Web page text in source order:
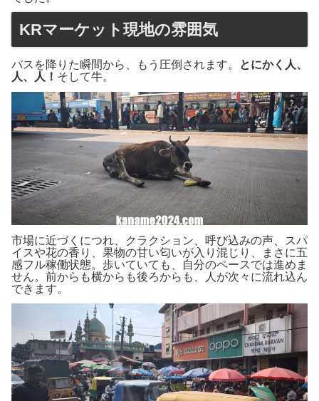
KRマーケット現地の雰囲気
バスを降りた瞬間から、もう圧倒されます。
とにかく人、
人、人！ そして牛。
市場に近づくにつれ、クラクション、呼び込みの声、スパ
イスや花の香り、果物の甘い匂いが入り混じり、まさに五
感フル稼働状態。歩いていても、自分のペースでは進めま
せん。前からも横からも後ろからも、人が次々に流れ込ん
できます。